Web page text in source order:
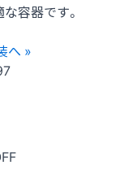
容器です。
へ »